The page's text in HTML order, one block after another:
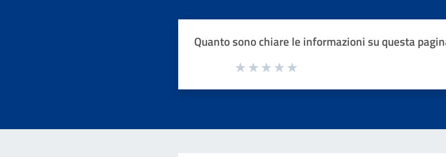
Quanto sono chiare le informazioni su questa
Valuta da 1 a 5 stelle la pagina